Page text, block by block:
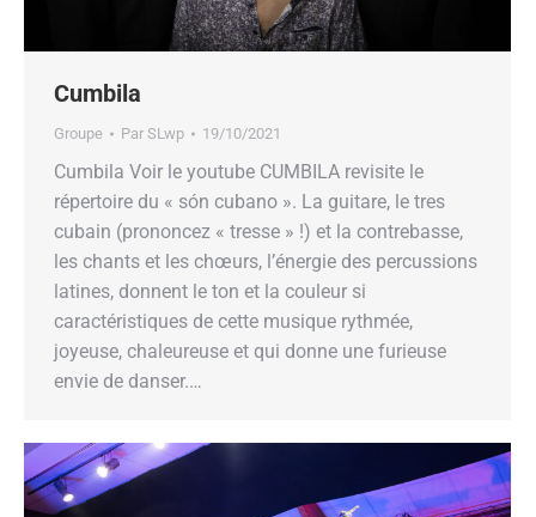
Cumbila
Groupe Par SLwp 19/10/2021
Cumbila Voir le youtube CUMBILA revisite le
répertoire du « són cubano ». La guitare, le tres
cubain (prononcez « tresse » !) et la contrebasse,
les chants et les chœurs, l’énergie des percussions
latines, donnent le ton et la couleur si
caractéristiques de cette musique rythmée,
joyeuse, chaleureuse et qui donne une furieuse
envie de danser.…